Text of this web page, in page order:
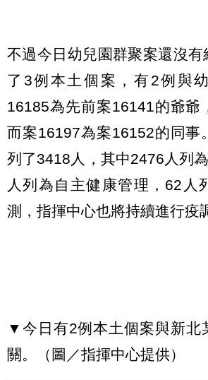
不過今日幼兒園群聚案還沒有
了3例本土個案，有2例與
16185為先前案16141的爺爺
而案16197為案16152的同事
列了3418人，其中2476人列
人列為自主健康管理，62人
測，指揮中心也將持續進行疫
▼今日有2例本土個案與新北
關。（圖／指揮中心提供）